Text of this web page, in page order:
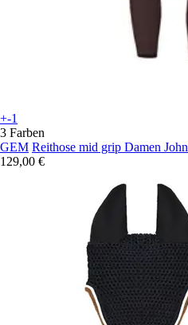
+-1
3 Farben
GEM Reithose mid grip Damen John
129,00 €